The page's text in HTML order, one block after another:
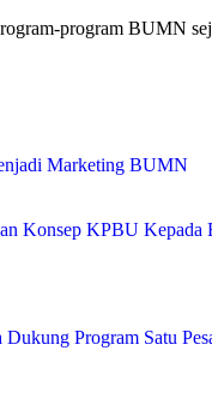
program BUMN
Marketing BUMN
Konsep KPBU
Dukung Program Satu